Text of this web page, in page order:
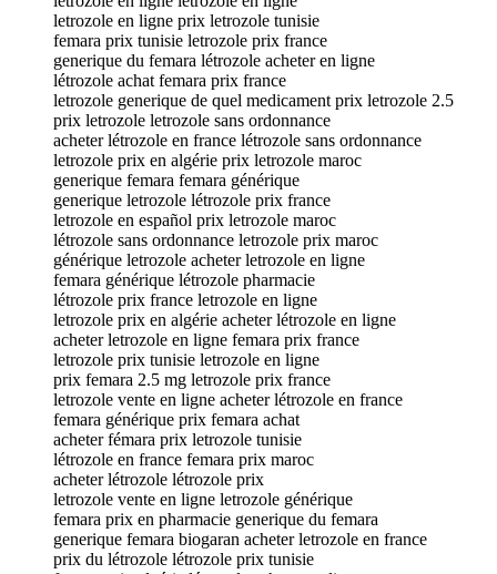
letrozole en ligne prix letrozole tunisie
femara prix tunisie letrozole prix france
generique du femara létrozole acheter en ligne
létrozole achat femara prix france
letrozole generique de quel medicament prix letrozole 2.5
prix letrozole letrozole sans ordonnance
acheter létrozole en france létrozole sans ordonnance
letrozole prix en algérie prix letrozole maroc
generique femara femara générique
generique letrozole létrozole prix france
letrozole en español prix letrozole maroc
létrozole sans ordonnance letrozole prix maroc
générique letrozole acheter letrozole en ligne
femara générique létrozole pharmacie
létrozole prix france letrozole en ligne
letrozole prix en algérie acheter létrozole en ligne
acheter letrozole en ligne femara prix france
letrozole prix tunisie letrozole en ligne
prix femara 2.5 mg letrozole prix france
letrozole vente en ligne acheter létrozole en france
femara générique prix femara achat
acheter fémara prix letrozole tunisie
létrozole en france femara prix maroc
acheter létrozole létrozole prix
letrozole vente en ligne letrozole générique
femara prix en pharmacie generique du femara
generique femara biogaran acheter letrozole en france
prix du létrozole létrozole prix tunisie